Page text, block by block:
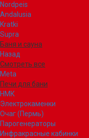
Nordpeis
Andalusia
Kratki
Supra
Баня и сауна
Назад
Смотреть все
Meta
Печи для бани
НМК
Электрокаменки
Очаг (Пермь)
Парогенераторы
Инфракрасные кабинки